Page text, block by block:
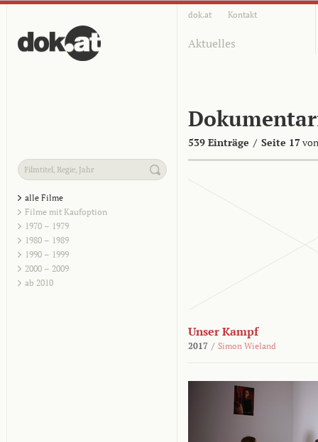
dok.at Kontakt
Aktuelles
539 Einträge / Seite 17
alle Filme
Filme mit Kaufoption
1970 – 1979
1980 – 1989
1990 – 1999
2000 – 2009
ab 2010
Unser Kampf
2017 / Simon Wieland